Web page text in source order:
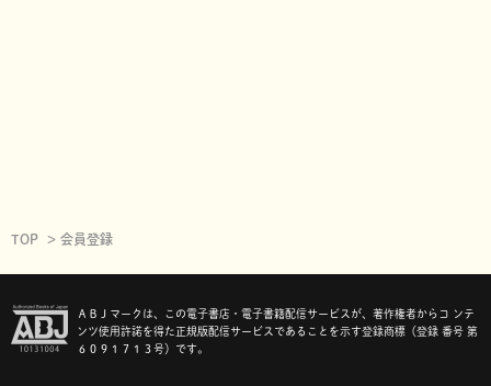
TOP 会員登録
ＡＢＪマークは、この電子書店・電子書籍配信サービスが、著作権者からコ ンテ
ンツ使用許諾を得た正規版配信サービスであることを示す登録商標（登録 番号 第
６０９１７１３号）です。